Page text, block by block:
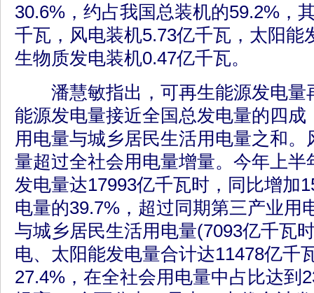
30.6%，约占我国总装机的59.2%，
千瓦，风电装机5.73亿千瓦，太阳能
生物质发电装机0.47亿千瓦。
潘慧敏指出，可再生能源发电量
能源发电量接近全国总发电量的四成
用电量与城乡居民生活用电量之和
量超过全社会用电量增量。今年上半
发电量达17993亿千瓦时，同比增加
电量的39.7%，超过同期第三产业用
与城乡居民生活用电量(7093亿千瓦
电、太阳能发电量合计达11478亿千
27.4%，在全社会用电量中占比达到